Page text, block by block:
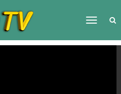
Toggle